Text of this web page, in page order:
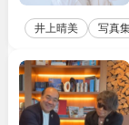
井上晴美 写真